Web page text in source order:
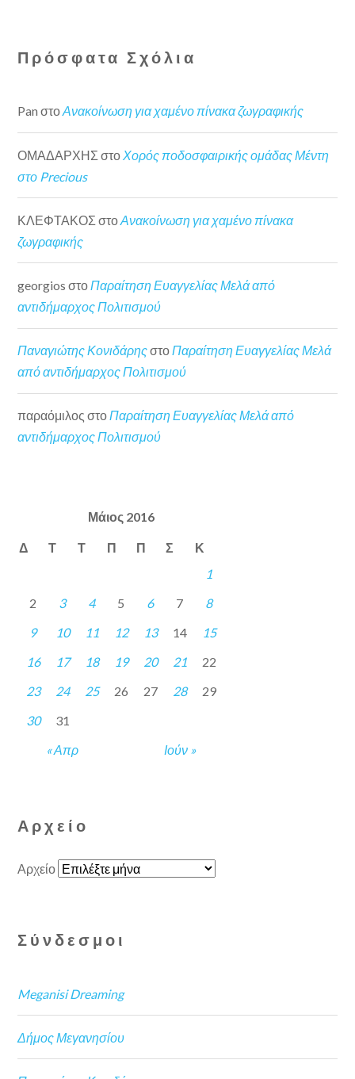
Πρόσφατα Σχόλια
Pan στοΑνακοίνωση για χαμένο πίνακα ζωγραφικής
ΟΜΑΔΑΡΧΗΣ στο Χορός ποδοσφαιρικής ομάδας Μέντη
στο Precious
ΚΛΕΦΤΑΚΟΣ στοΑνακοίνωση για χαμένο πίνακα
ζωγραφικής
georgios στοΠαραίτηση Ευαγγελίας Μελά από
αντιδήμαρχος Πολιτισμού
Παναγιώτης ΚονιδάρηςστοΠαραίτηση Ευαγγελίας Μελά
από αντιδήμαρχος Πολιτισμού
παραόμιλος στοΠαραίτηση Ευαγγελίας Μελά από
αντιδήμαρχος Πολιτισμού
Μάιος 2016
Δ Τ Τ Π Π Σ Κ
« Απρ Ιούν »
1
2
3 4 5 6 7
8
9
10 11 12 13 14
15
16
17 18 19 20 21
22
23
24 25 26 27 28
29
30
31
Αρχείο
Αρχείο
Σύνδεσμοι
Meganisi Dreaming
Δήμος Μεγανησίου